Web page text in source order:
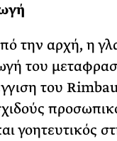
την αρχή, η
του
του
γοητευτικός